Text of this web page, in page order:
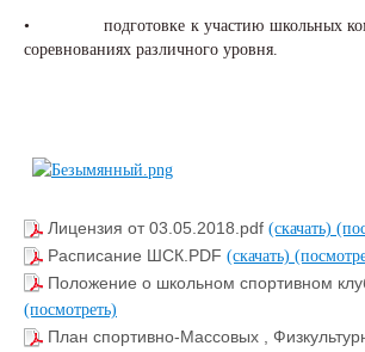
• подготовке к участию школьных
соревнованиях различного уровня.
Лицензия от 03.05.2018.pdf (скачать)
Расписание ШСК.PDF (скачать)
Положение о школьном спортивном
(посмотреть)
План спортивно-Массовых ,